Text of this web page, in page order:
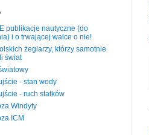
publikacje nautyczne (do
i o trwającej walce o nie!
żeglarzy, którzy samotnie
świat
- stan wody
- ruch statków
Windyty
ICM